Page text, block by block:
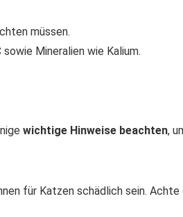
müssen.
Mineralien wie Kalium.
wichtige Hinweise beachten,
für Katzen schädlich sein.